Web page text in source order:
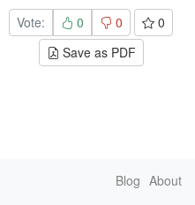
Vote: 0 0
0
Save as PDF
Blog About